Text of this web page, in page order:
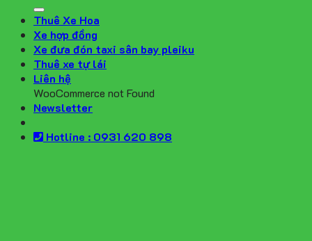
Thuê Xe Hoa
Xe hợp đồng
Xe đưa đón taxi sân bay pleiku
Thuê xe tự lái
Liên hệ
WooCommerce not Found
Newsletter
Hotline : 0931 620 898